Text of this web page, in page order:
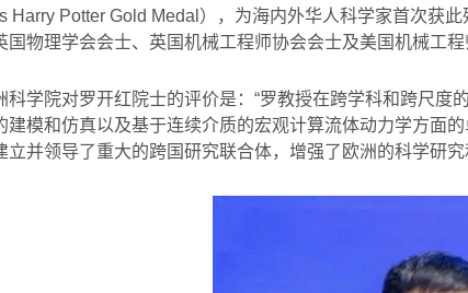
Harry Potter Gold Medal ），为海内外华人科学家首次获
国物理学会会士、英国机械工程师协会会士及美国机械工程
科学院对罗开红院士的评价是：“罗教授在跨学科和跨尺
建模和仿真以及基于连续介质的宏观计算流体动力学方面
立并领导了重大的跨国研究联合体，增强了欧洲的科学研究